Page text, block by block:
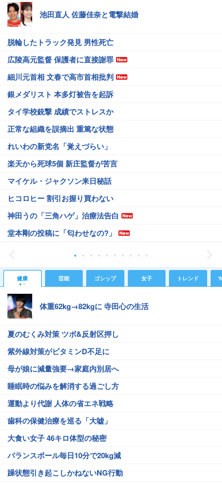
池田直人 佐藤佳奈と電撃結婚
脱輪したトラック発見 男性死亡
広陵高元監督 保護者に直接謝罪
細川元首相 文春で高市首相批判
銀メダリスト 本多灯被告を起訴
タイ学校銃撃 成績でストレスか
正常な組織を誤摘出 重篤な状態
れいわの新党名「覚えづらい」
楽天から死球5個 新庄監督が苦言
マイケル・ジャクソン来日秘話
ヒコロヒー 割引お握り買わない
神田うの「三角ハゲ」治療法告白
堂本剛の投稿に「匂わせなの?」
健康 芸能 ゴシップ 女子 トレンド
体重62kg→82kgに 寺田心の生活
夏のむくみ対策 ツボ&反射区押し
紫外線対策がビタミンD不足に
母が娘に減量強要→家庭内別居へ
睡眠時の悩みを解消する過ごし方
運動より代謝 人体の省エネ戦略
歯科の保健治療を巡る「大嘘」
大食い女子 46キロ体型の秘密
バランスボール毎日10分で20kg減
躁状態引き起こしかねないNG行動